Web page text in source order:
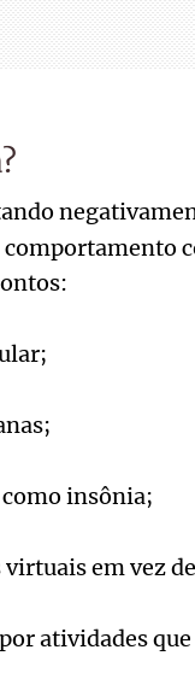
comportamento
insônia;
em vez
atividades